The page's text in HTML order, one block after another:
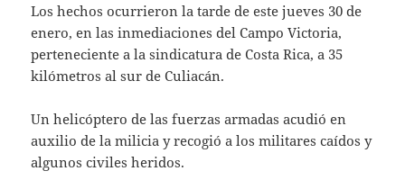
Los hechos ocurrieron la tarde de este jueves 30 de
enero, en las inmediaciones del Campo Victoria,
perteneciente a la sindicatura de Costa Rica, a 35
kilómetros al sur de Culiacán.
Un helicóptero de las fuerzas armadas acudió en
auxilio de la milicia y recogió a los militares caídos y
algunos civiles heridos.